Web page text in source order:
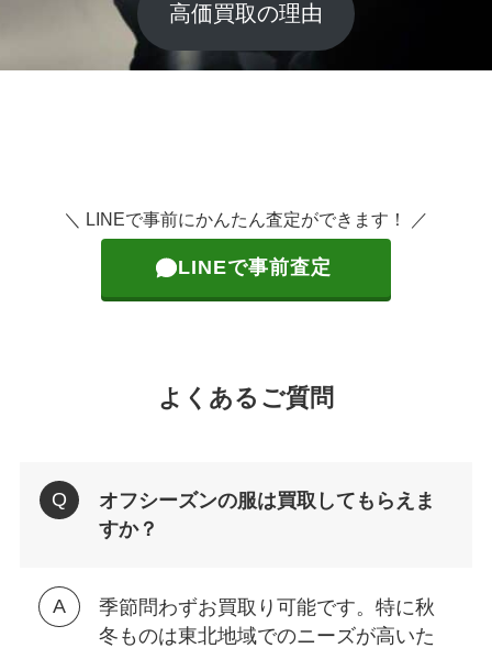
高価買取の理由
＼ LINEで事前にかんたん査定ができます！ ／
LINEで事前査定
よくあるご質問
オフシーズンの服は買取してもらえま
すか？
季節問わずお買取り可能です。特に秋
冬ものは東北地域でのニーズが高いた